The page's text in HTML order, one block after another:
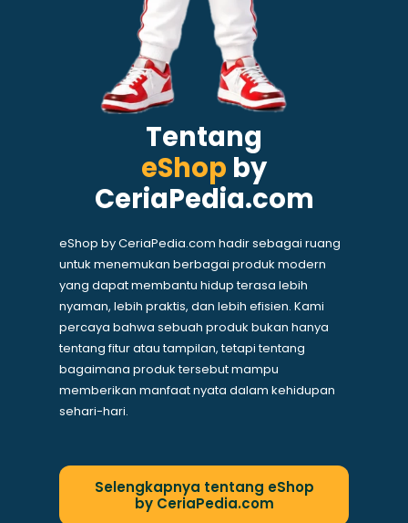
Tentang
eShop by
CeriaPedia.com
eShop by CeriaPedia.com hadir sebagai ruang
untuk menemukan berbagai produk modern
yang dapat membantu hidup terasa lebih
nyaman, lebih praktis, dan lebih efisien. Kami
percaya bahwa sebuah produk bukan hanya
tentang fitur atau tampilan, tetapi tentang
bagaimana produk tersebut mampu
memberikan manfaat nyata dalam kehidupan
sehari-hari.
Selengkapnya tentang eShop
by CeriaPedia.com